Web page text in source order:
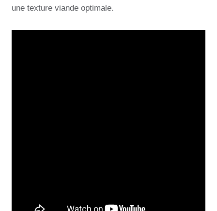
une texture viande optimale.